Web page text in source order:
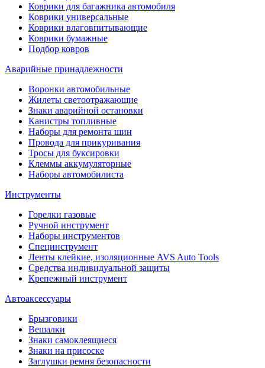
Коврики для багажника автомобиля
Коврики универсальные
Коврики влаговпитывающие
Коврики бумажные
Подбор ковров
Аварийные принадлежности
Воронки автомобильные
Жилеты светоотражающие
Знаки аварийной остановки
Канистры топливные
Наборы для ремонта шин
Провода для прикуривания
Тросы для буксировки
Клеммы аккумуляторные
Наборы автомобилиста
Инструменты
Горелки газовые
Ручной инструмент
Наборы инструментов
Специнструмент
Ленты клейкие, изоляционные AVS Auto Tools
Средства индивидуальной защиты
Крепежный инструмент
Автоаксессуары
Брызговики
Вешалки
Знаки самоклеящиеся
Знаки на присоске
Заглушки ремня безопасности